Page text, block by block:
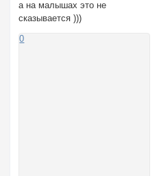
а на малышах это не
сказывается )))
0